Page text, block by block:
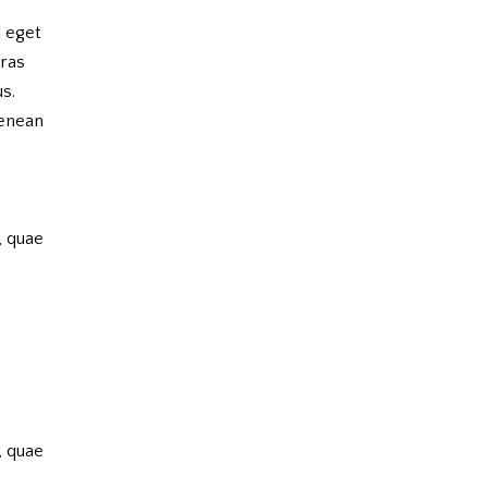
eget